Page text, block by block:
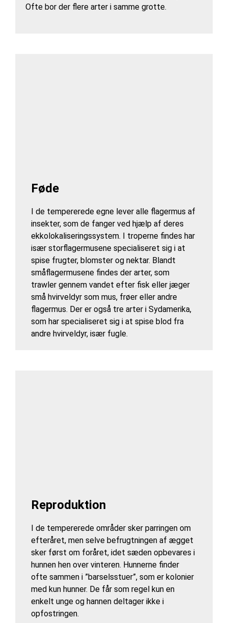
Ofte bor der flere arter i samme grotte.
Føde
I de tempererede egne lever alle flagermus af
insekter, som de fanger ved hjælp af deres
ekkolokaliseringssystem. I troperne findes har
især storflagermusene specialiseret sig i at
spise frugter, blomster og nektar. Blandt
småflagermusene findes der arter, som
trawler gennem vandet efter fisk eller jæger
små hvirveldyr som mus, frøer eller andre
flagermus. Der er også tre arter i Sydamerika,
som har specialiseret sig i at spise blod fra
andre hvirveldyr, især fugle.
Reproduktion
I de tempererede områder sker parringen om
efteråret, men selve befrugtningen af ægget
sker først om foråret, idet sæden opbevares i
hunnen hen over vinteren. Hunnerne finder
ofte sammen i ”barselsstuer”, som er kolonier
med kun hunner. De får som regel kun en
enkelt unge og hannen deltager ikke i
opfostringen.